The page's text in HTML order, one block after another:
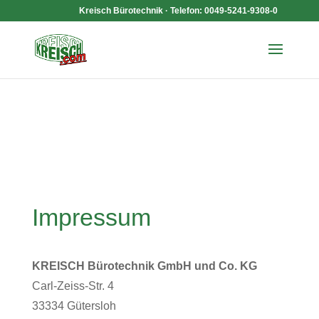
Kreisch Bürotechnik · Telefon: 0049-5241-9308-0
Impressum
KREISCH Bürotechnik GmbH und Co. KG
Carl-Zeiss-Str. 4
33334 Gütersloh